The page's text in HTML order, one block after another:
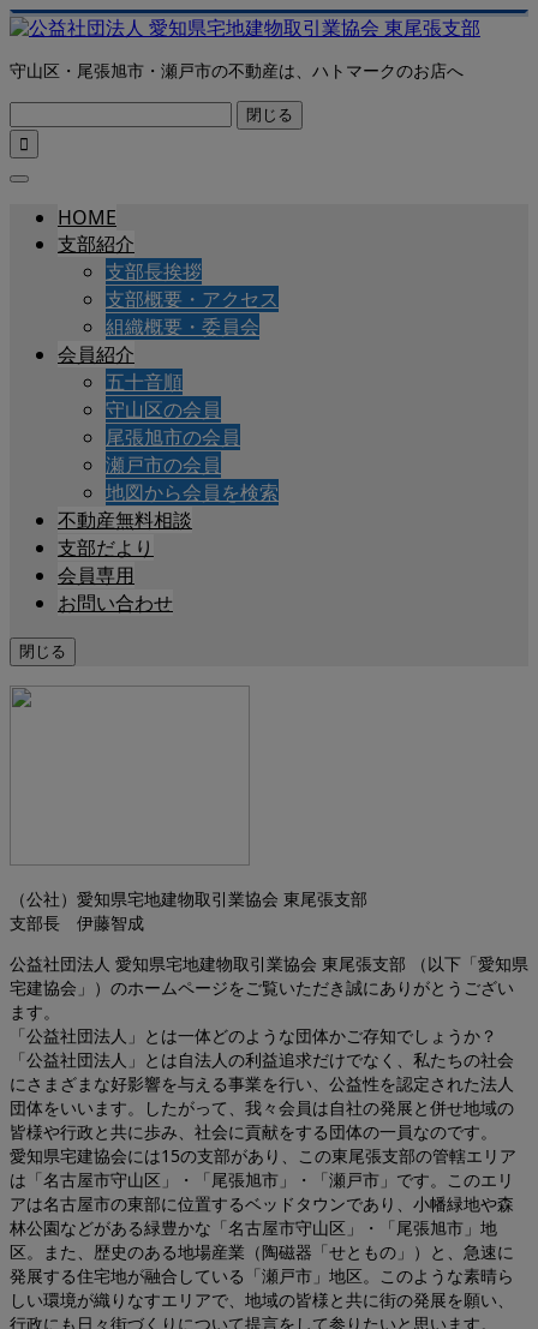
守山区・尾張旭市・瀬戸市の不動産は、ハトマークのお店へ
閉じる

HOME
支部紹介
支部長挨拶
支部概要・アクセス
組織概要・委員会
会員紹介
五十音順
守山区の会員
尾張旭市の会員
瀬戸市の会員
地図から会員を検索
不動産無料相談
支部だより
会員専用
お問い合わせ
閉じる
（公社）愛知県宅地建物取引業協会 東尾張支部
支部長 伊藤智成
公益社団法人 愛知県宅地建物取引業協会 東尾張支部 （以下「愛知県
宅建協会」）のホームページをご覧いただき誠にありがとうござい
ます。
「公益社団法人」とは一体どのような団体かご存知でしょうか？
「公益社団法人」とは自法人の利益追求だけでなく、私たちの社会
にさまざまな好影響を与える事業を行い、公益性を認定された法人
団体をいいます。したがって、我々会員は自社の発展と併せ地域の
皆様や行政と共に歩み、社会に貢献をする団体の一員なのです。
愛知県宅建協会には15の支部があり、この東尾張支部の管轄エリア
は「名古屋市守山区」・「尾張旭市」・「瀬戸市」です。このエリ
アは名古屋市の東部に位置するベッドタウンであり、小幡緑地や森
林公園などがある緑豊かな「名古屋市守山区」・「尾張旭市」地
区。また、歴史のある地場産業（陶磁器「せともの」）と、急速に
発展する住宅地が融合している「瀬戸市」地区。このような素晴ら
しい環境が織りなすエリアで、地域の皆様と共に街の発展を願い、
行政にも日々街づくりについて提言をして参りたいと思います。